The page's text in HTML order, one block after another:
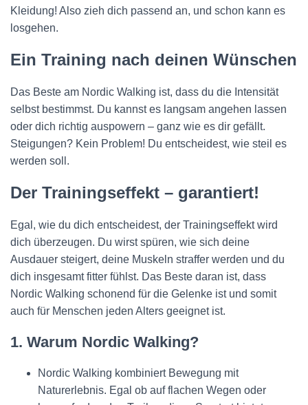
Kleidung! Also zieh dich passend an, und schon kann es
losgehen.
Ein Training nach deinen Wünschen
Das Beste am Nordic Walking ist, dass du die Intensität
selbst bestimmst. Du kannst es langsam angehen lassen
oder dich richtig auspowern – ganz wie es dir gefällt.
Steigungen? Kein Problem! Du entscheidest, wie steil es
werden soll.
Der Trainingseffekt – garantiert!
Egal, wie du dich entscheidest, der Trainingseffekt wird
dich überzeugen. Du wirst spüren, wie sich deine
Ausdauer steigert, deine Muskeln straffer werden und du
dich insgesamt fitter fühlst. Das Beste daran ist, dass
Nordic Walking schonend für die Gelenke ist und somit
auch für Menschen jeden Alters geeignet ist.
1. Warum Nordic Walking?
Nordic Walking kombiniert Bewegung mit
Naturerlebnis. Egal ob auf flachen Wegen oder